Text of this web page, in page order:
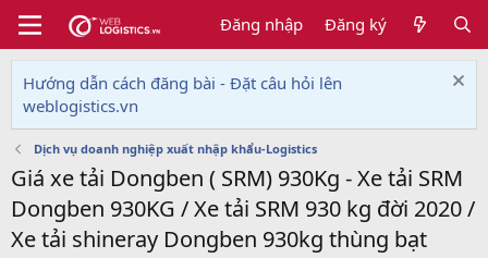
Đăng nhập Đăng ký
Hướng dẫn cách đăng bài - Đặt câu hỏi lên
weblogistics.vn
Dịch vụ doanh nghiệp xuất nhập khẩu-Logistics
Giá xe tải Dongben ( SRM) 930Kg - Xe tải SRM
Dongben 930KG / Xe tải SRM 930 kg đời 2020 /
Xe tải shineray Dongben 930kg thùng bạt